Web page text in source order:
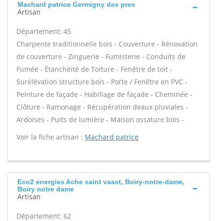
Machard patrice Germigny des pres
Artisan
Département: 45
Charpente traditionnelle bois - Couverture - Rénovation
de couverture - Zinguerie - Fumisterie - Conduits de
Fumée - Étanchéité de Toiture - Fenêtre de toit -
Surélévation structure bois - Porte / Fenêtre en PVC -
Peinture de façade - Habillage de façade - Cheminée -
Clôture - Ramonage - Récupération deaux pluviales -
Ardoises - Puits de lumière - Maison ossature bois -
Voir la fiche artisan : Machard patrice
Eco2 energies Ache saint vaast, Boiry-notre-dame,
Boiry notre dame
Artisan
Département: 62